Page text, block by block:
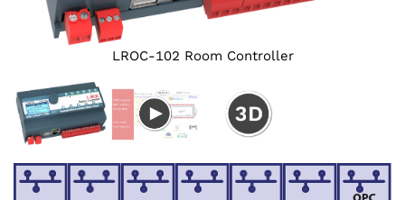
LROC-102 Room Controller